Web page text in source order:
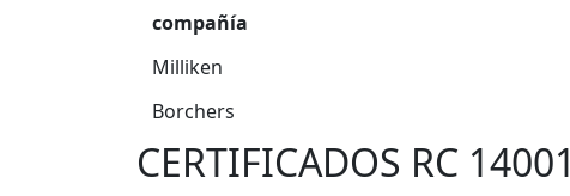
compañía
Milliken
Borchers
CERTIFICADOS RC 14001